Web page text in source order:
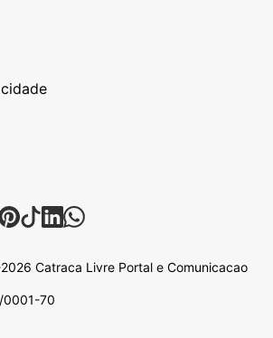
Pinterest
TiktokLinkedin
Whatsapp
Catraca Livre Portal e Comunicacao
0001-70